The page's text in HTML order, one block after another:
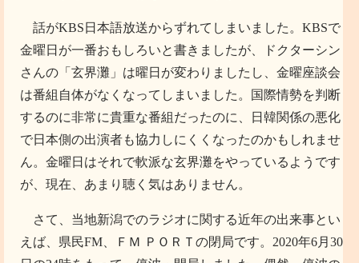
話がKBS日本語放送からずれてしまいました。KBSで
金曜日が一番おもしろいと書きましたが、ドクターシン
さんの「玄界灘」は曜日が変わりましたし、金曜座談会
は番組自体がなくなってしまいました。国際情勢を判断
するのに非常に貴重な番組だったのに、日韓関係の悪化
で日本側の出演者も協力しにくくなったのかもしれませ
ん。金曜日はそれで軟派な玄界灘をやっているようです
が、現在、あまり聴く気はありません。
さて、当地新潟でのラジオに関する近年の出来事とい
えば、県民FM、ＦＭ ＰＯＲＴの閉局です。2020年6月30